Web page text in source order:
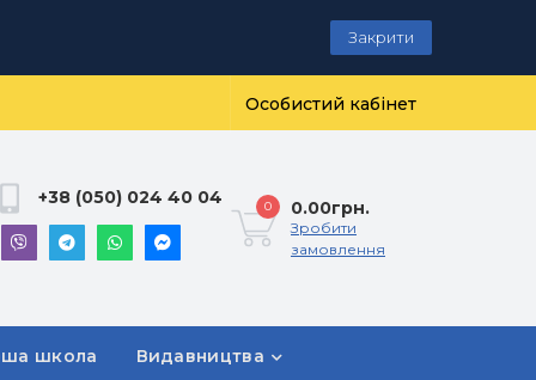
Закрити
Особистий кабінет
+38 (050) 024 40 04 0 0.00грн.
Зробити
замовлення
школа Видавництва